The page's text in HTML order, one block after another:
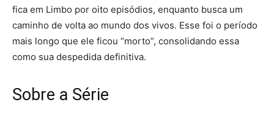
fica em Limbo por oito episódios, enquanto busca um
caminho de volta ao mundo dos vivos. Esse foi o período
mais longo que ele ficou “morto”, consolidando essa
como sua despedida definitiva.
Sobre a Série